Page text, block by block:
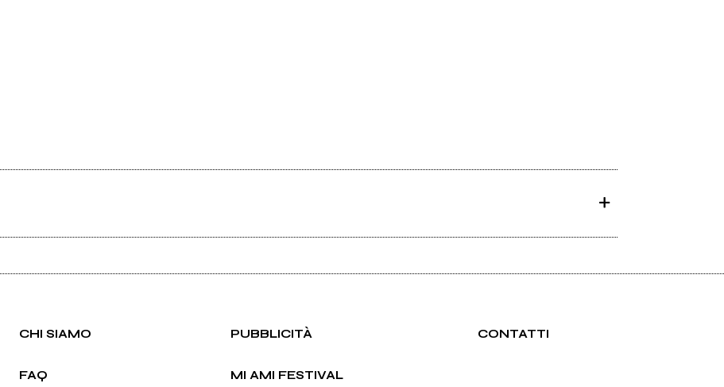
CHI SIAMO PUBBLICITÀ CONTATTI
FAQ MI AMI FESTIVAL